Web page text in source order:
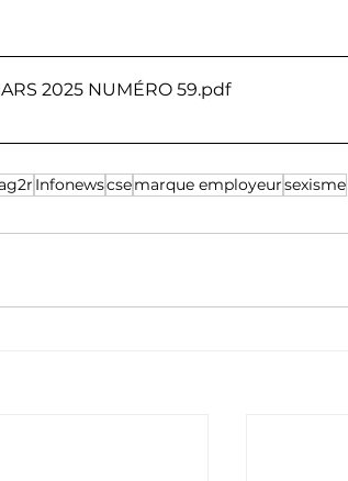
2025 NUMÉRO 59.pdf
Infonewscsemarque employeursexisme